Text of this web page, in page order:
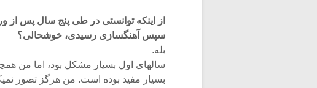
از اینکه توانستی در طی پنج سال پس از
سپس آهنگسازی رسیدی، خوشحالی؟
بله.
سالهای اول بسیار مشکل بود، اما من
بسیار مفید بوده است. من هرگز تصور